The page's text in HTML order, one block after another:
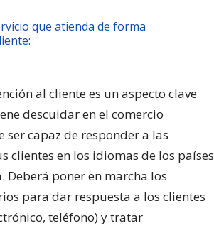
que atienda de forma
al cliente es un aspecto clave
descuidar en el comercio
ser capaz de responder a las
clientes en los idiomas de los países
Deberá poner en marcha los
para dar respuesta a los clientes
teléfono) y tratar